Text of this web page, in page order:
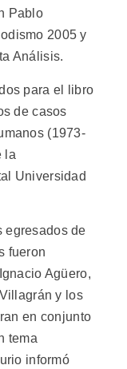
Pablo
2005 y
Análisis.
para el libro
de casos
(1973-
la
Universidad
egresados de
fueron
Agüero,
y los
en conjunto
tema
informó